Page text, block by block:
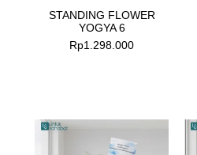
STANDING FLOWER
YOGYA 6
Rp1.298.000